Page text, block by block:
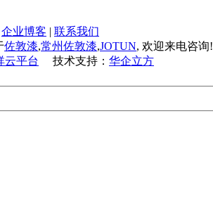
企业博客 | 联系我们
佐敦漆,常州佐敦漆,JOTUN, 欢迎来电咨询!
云平台 技术支持： 华企立方